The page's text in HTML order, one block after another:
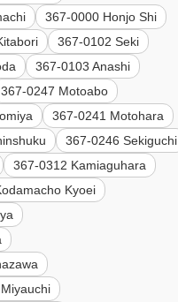
367-0000 Honjo Shi
367-0102 Seki
367-0103 Anashi
367-0247 Motoabo
367-0241 Motohara
367-0246 Sekiguchi
367-0312 Kamiaguhara
Kyoei